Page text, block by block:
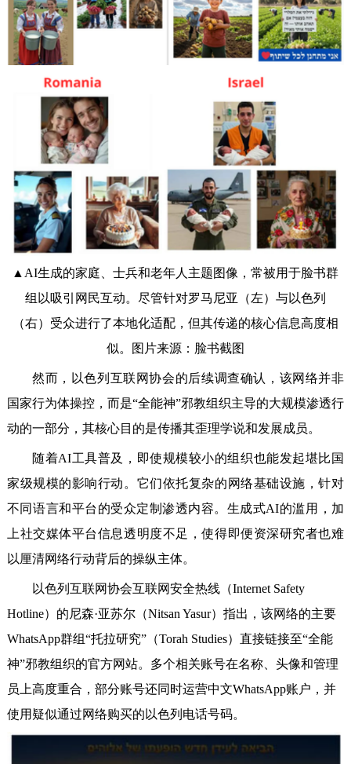
▲AI生成的家庭、士兵和老年人主题图像，常被用于脸书群
组以吸引网民互动。尽管针对罗马尼亚（左）与以色列
（右）受众进行了本地化适配，但其传递的核心信息高度相
似。图片来源：脸书截图
然而，以色列互联网协会的后续调查确认，该网络并非
国家行为体操控，而是“全能神”邪教组织主导的大规模渗透行
动的一部分，其核心目的是传播其歪理学说和发展成员。
随着AI工具普及，即使规模较小的组织也能发起堪比国
家级规模的影响行动。它们依托复杂的网络基础设施，针对
不同语言和平台的受众定制渗透内容。生成式AI的滥用，加
上社交媒体平台信息透明度不足，使得即便资深研究者也难
以厘清网络行动背后的操纵主体。
以色列互联网协会互联网安全热线（Internet Safety
Hotline）的尼森·亚苏尔（Nitsan Yasur）指出，该网络的主要
WhatsApp群组“托拉研究”（Torah Studies）直接链接至“全能
神”邪教组织的官方网站。多个相关账号在名称、头像和管理
员上高度重合，部分账号还同时运营中文WhatsApp账户，并
使用疑似通过网络购买的以色列电话号码。